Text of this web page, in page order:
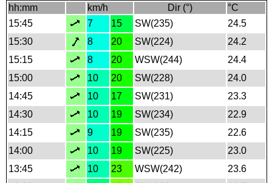
hh:mm
km/h Dir (°)
°C
15:45
7 15 SW(235)
24.5
15:30
8 20 SW(224)
24.2
15:15
8 20 WSW(244)
24.4
15:00
10 20 SW(228)
24.0
14:45
10 17 SW(231)
23.3
14:30
10 19 SW(234)
22.9
14:15
9 19 SW(235)
22.6
14:00
10 19 SW(225)
23.0
13:45
10 23 WSW(242)
23.6